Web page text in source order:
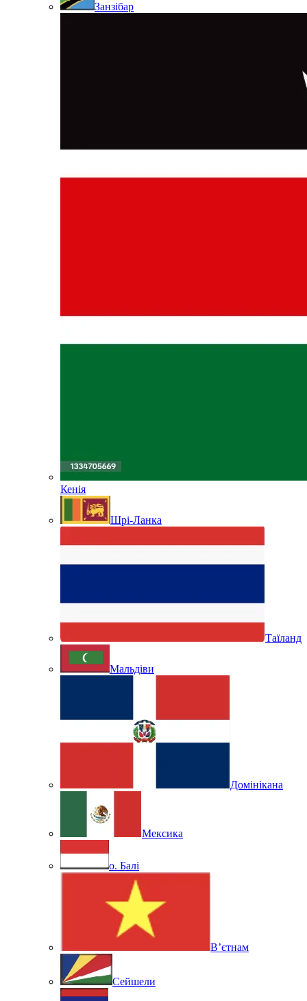
Занзібар
Кенія
Шрі-Ланка
Таїланд
Мальдіви
Домінікана
Мексика
о. Балі
В’єтнам
Сейшели